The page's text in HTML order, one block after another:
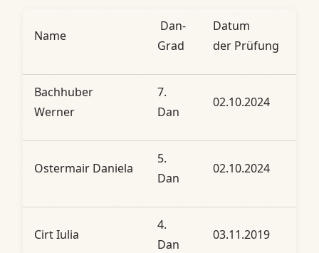
Name
Dan-
Grad
Datum
der Prüfung
Bachhuber
Werner
7.
Dan
02.10.2024
Ostermair Daniela
5.
Dan
02.10.2024
Cirt Iulia
4.
Dan
03.11.2019